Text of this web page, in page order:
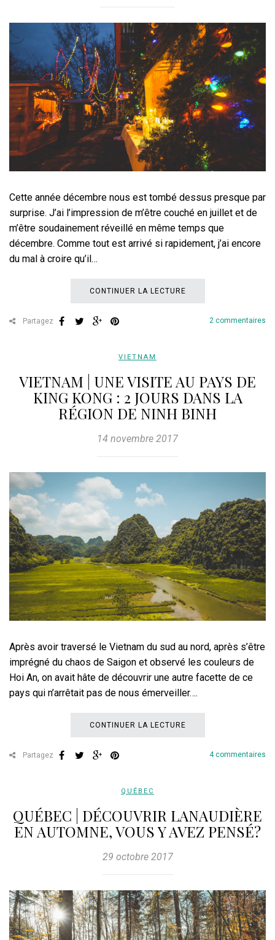
Cette année décembre nous est tombé dessus presque par
surprise. J’ai l’impression de m’être couché en juillet et de
m’être soudainement réveillé en même temps que
décembre. Comme tout est arrivé si rapidement, j’ai encore
du mal à croire qu’il…
CONTINUER LA LECTURE
2 commentaires
Partagez
VIETNAM
VIETNAM | UNE VISITE AU PAYS DE
KING KONG : 2 JOURS DANS LA
RÉGION DE NINH BINH
14 novembre 2017
Après avoir traversé le Vietnam du sud au nord, après s’être
imprégné du chaos de Saigon et observé les couleurs de
Hoi An, on avait hâte de découvrir une autre facette de ce
pays qui n’arrêtait pas de nous émerveiller….
CONTINUER LA LECTURE
4 commentaires
Partagez
QUÉBEC
QUÉBEC | DÉCOUVRIR LANAUDIÈRE
EN AUTOMNE, VOUS Y AVEZ PENSÉ?
29 octobre 2017